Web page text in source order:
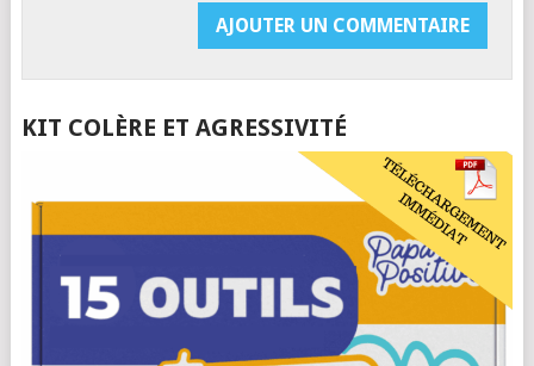
KIT COLÈRE ET AGRESSIVITÉ